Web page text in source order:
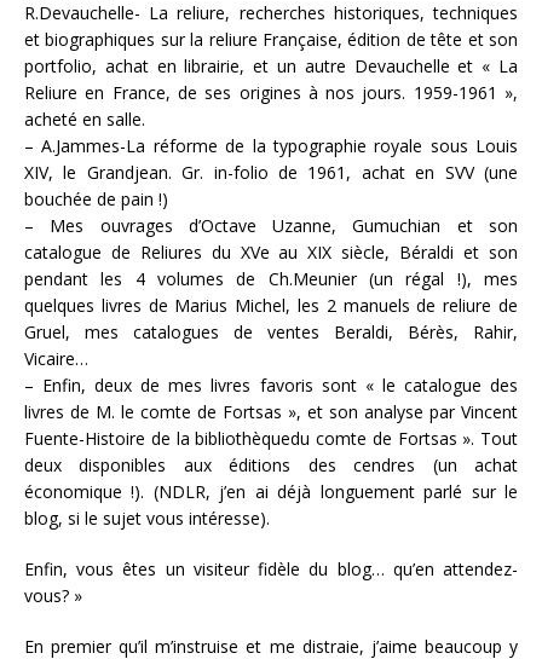
R.Devauchelle- La reliure, recherches historiques, techniques
et biographiques sur la reliure Française, édition de tête et son
portfolio, achat en librairie, et un autre Devauchelle et « La
Reliure en France, de ses origines à nos jours. 1959-1961 »,
acheté en salle.
– A.Jammes-La réforme de la typographie royale sous Louis
XIV, le Grandjean. Gr. in-folio de 1961, achat en SVV (une
bouchée de pain !)
– Mes ouvrages d’Octave Uzanne, Gumuchian et son
catalogue de Reliures du XVe au XIX siècle, Béraldi et son
pendant les 4 volumes de Ch.Meunier (un régal !), mes
quelques livres de Marius Michel, les 2 manuels de reliure de
Gruel, mes catalogues de ventes Beraldi, Bérès, Rahir,
Vicaire…
– Enfin, deux de mes livres favoris sont « le catalogue des
livres de M. le comte de Fortsas », et son analyse par Vincent
Fuente-Histoire de la bibliothèquedu comte de Fortsas ». Tout
deux disponibles aux éditions des cendres (un achat
économique !). (NDLR, j’en ai déjà longuement parlé sur le
blog, si le sujet vous intéresse).
Enfin, vous êtes un visiteur fidèle du blog… qu’en attendez-
vous? »
En premier qu’il m’instruise et me distraie, j’aime beaucoup y